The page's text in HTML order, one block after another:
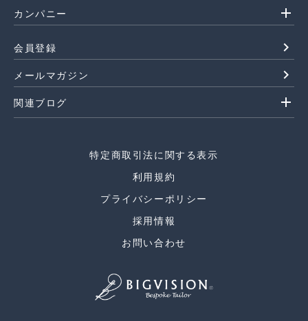
カンパニー add
会員登録 navigate_next
メールマガジン navigate_next
関連ブログ add
特定商取引法に関する表示
利用規約
プライバシーポリシー
採用情報
お問い合わせ